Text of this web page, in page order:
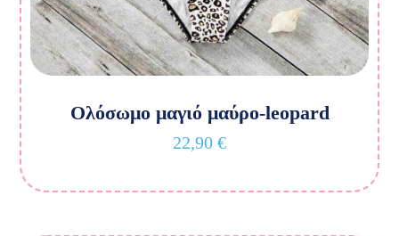
Ολόσωμο μαγιό μαύρο-leopard
22,90 €